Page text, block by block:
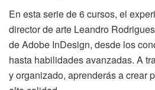
En esta serie de 6 cursos, el
director de arte Leandro
de Adobe InDesign, desde los
hasta habilidades avanzadas. A
y organizado, aprenderás a crear